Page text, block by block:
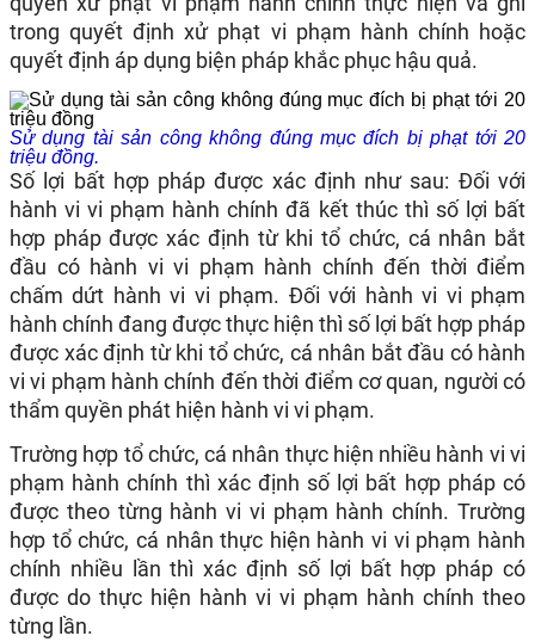
trong quyết định xử phạt vi phạm hành chính hoặc
quyết định áp dụng biện pháp khắc phục hậu quả.
Sử dụng tài sản công không đúng mục đích bị phạt tới 20
triệu đồng.
Số lợi bất hợp pháp được xác định như sau: Đối với
hành vi vi phạm hành chính đã kết thúc thì số lợi bất
hợp pháp được xác định từ khi tổ chức, cá nhân bắt
đầu có hành vi vi phạm hành chính đến thời điểm
chấm dứt hành vi vi phạm. Đối với hành vi vi phạm
hành chính đang được thực hiện thì số lợi bất hợp pháp
được xác định từ khi tổ chức, cá nhân bắt đầu có hành
vi vi phạm hành chính đến thời điểm cơ quan, người có
thẩm quyền phát hiện hành vi vi phạm.
Trường hợp tổ chức, cá nhân thực hiện nhiều hành vi vi
phạm hành chính thì xác định số lợi bất hợp pháp có
được theo từng hành vi vi phạm hành chính. Trường
hợp tổ chức, cá nhân thực hiện hành vi vi phạm hành
chính nhiều lần thì xác định số lợi bất hợp pháp có
được do thực hiện hành vi vi phạm hành chính theo
từng lần.